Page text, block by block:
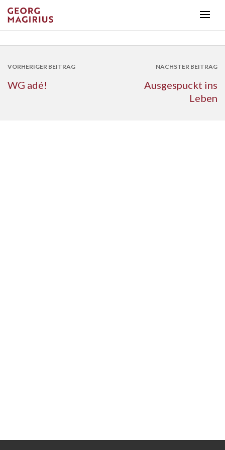
VORHERIGER BEITRAG
WG adé!
NÄCHSTER BEITRAG
Ausgespuckt ins
Leben